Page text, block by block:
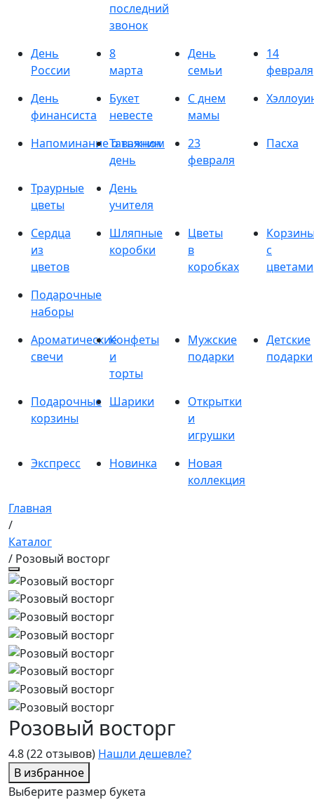
последний
звонок
День
России
8
марта
День
семьи
14
февраля
День
финансиста
Букет
невесте
С днем
мамы
Напоминание о важном
Татьянин
день
23
февраля
Пасха
Траурные
цветы
День
учителя
Сердца
из
цветов
Шляпные
коробки
Цветы
в
коробках
с
цветами
Подарочные
наборы
Ароматические
свечи
Конфеты
и
торты
Мужские
подарки
Детские
подарки
Подарочные
корзины
Шарики
Открытки
и
игрушки
Экспресс
Новинка
Новая
коллекция
Главная
/
Каталог
/ Розовый восторг
4.8(22 отзывов) Нашли дешевле?
В избранное
Розовый восторг
Выберите размер букета